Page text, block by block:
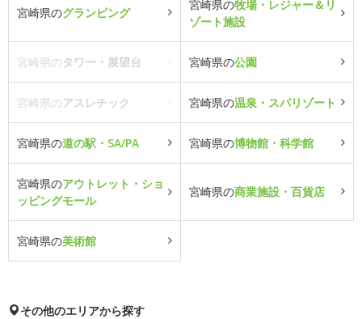
宮崎県のグランピング
宮崎県の牧場・レジャー＆リ
ゾート施設
宮崎県のタワー・展望台 宮崎県の公園
宮崎県のアスレチック 宮崎県の温泉・スパリゾート
宮崎県の道の駅・SA/PA 宮崎県の博物館・科学館
宮崎県のアウトレット・ショ
ッピングモール
宮崎県の商業施設・百貨店
宮崎県の美術館
その他のエリアから探す